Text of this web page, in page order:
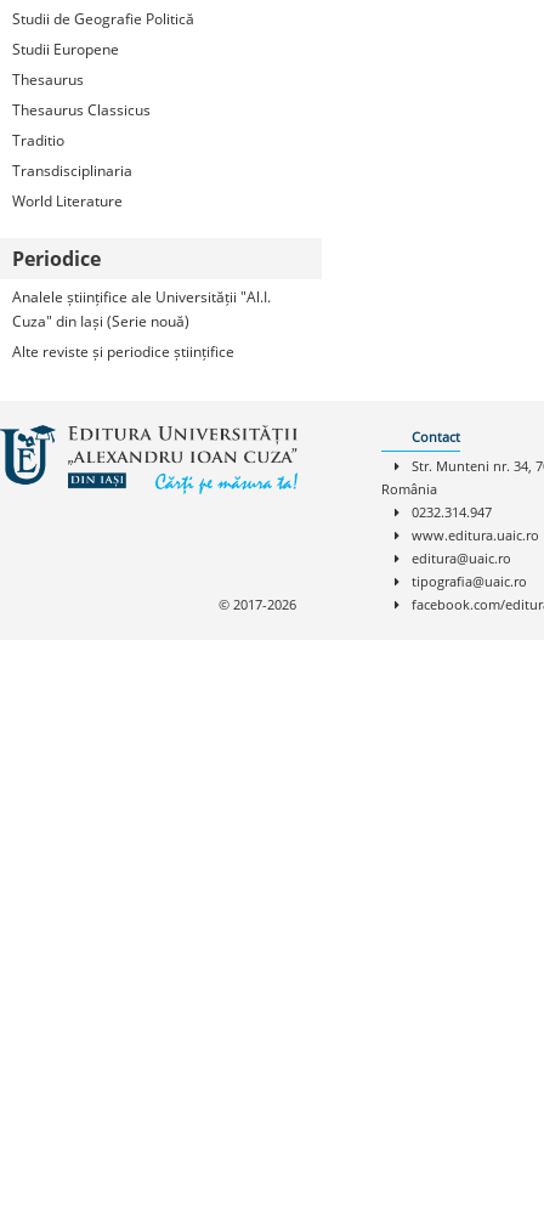
Studii de Geografie Politică
Studii Europene
Thesaurus
Thesaurus Classicus
Traditio
Transdisciplinaria
World Literature
Periodice
Analele științifice ale Universității "Al.I.
Cuza" din Iași (Serie nouă)
Alte reviste și periodice științifice
Contact
Str. Munteni nr. 34,
România
0232.314.947
www.editura.uaic.ro
editura@uaic.ro
tipografia@uaic.ro
facebook.com/
© 2017-2026